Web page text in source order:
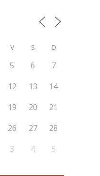
V S D
5 6
7
12 13
14
19 20
21
26 27
28
3 4 5